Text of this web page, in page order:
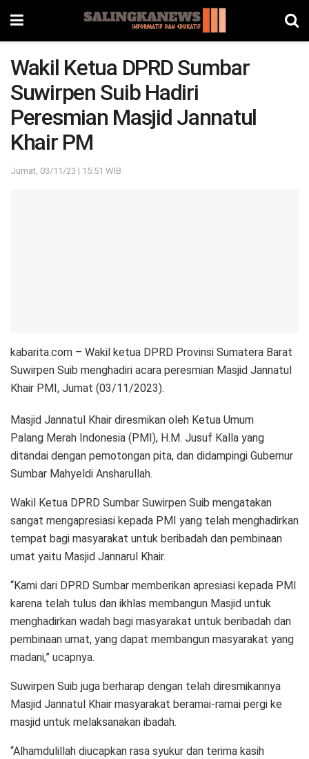
Wakil Ketua DPRD Sumbar
Suwirpen Suib Hadiri
Peresmian Masjid Jannatul
Khair PM
Jumat, 03/11/23 | 15:51 WIB
kabarita.com – Wakil ketua DPRD Provinsi Sumatera Barat
Suwirpen Suib menghadiri acara peresmian Masjid Jannatul
Khair PMI, Jumat (03/11/2023).
Masjid Jannatul Khair diresmikan oleh Ketua Umum
Palang Merah Indonesia (PMI), H.M. Jusuf Kalla yang
ditandai dengan pemotongan pita, dan didampingi Gubernur
Sumbar Mahyeldi Ansharullah.
Wakil Ketua DPRD Sumbar Suwirpen Suib mengatakan
sangat mengapresiasi kepada PMI yang telah menghadirkan
tempat bagi masyarakat untuk beribadah dan pembinaan
umat yaitu Masjid Jannarul Khair.
“Kami dari DPRD Sumbar memberikan apresiasi kepada PMI
karena telah tulus dan ikhlas membangun Masjid untuk
menghadirkan wadah bagi masyarakat untuk beribadah dan
pembinaan umat, yang dapat membangun masyarakat yang
madani,” ucapnya.
Suwirpen Suib juga berharap dengan telah diresmikannya
Masjid Jannatul Khair masyarakat beramai-ramai pergi ke
masjid untuk melaksanakan ibadah.
“Alhamdulillah diucapkan rasa syukur dan terima kasih